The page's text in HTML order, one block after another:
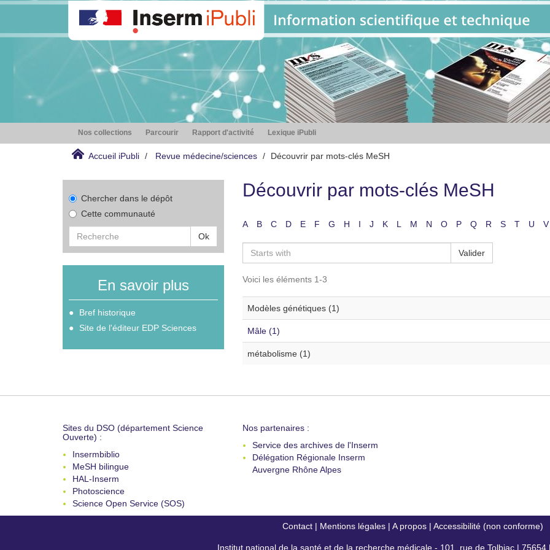
Nos collections Parcourir Rapport d'activité Lexique iPubli
Accueil iPubli Revue médecine/sciences Découvrir par mots-clés MeSH
Chercher dans le dépôt
Cette communauté
Ok
En savoir plus
Bref historique
Site de l'éditeur EDP Sciences
Découvrir par mots-clés MeSH
A B C D E F G H I J K L M N O P Q R S T U V
Valider
Voici les éléments 1-3
Modèles génétiques (1)
Mâle (1)
métabolisme (1)
Sites du DSO (département Science
Ouverte) :
Insermbiblio
MeSH bilingue
HAL-Inserm
Photoscience
Science Open Service (SOS)
Nos partenaires :
Service des archives de l'Inserm
Délégation Régionale Inserm
Auvergne Rhône Alpes
Contact| Mentions légales| A propos| Accessibilité (non conforme)
Institut national de la santé et de la recherche médicale - 101, rue de Tolbiac | 75654